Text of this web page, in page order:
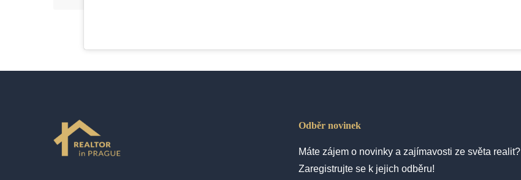
Odběr novinek
Máte zájem o novinky a zajímavosti ze světa realit?
Zaregistrujte se k jejich odběru!